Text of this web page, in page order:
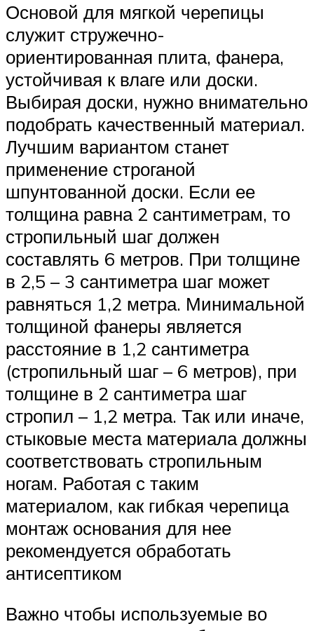
Основой для мягкой черепицы
служит стружечно-
ориентированная плита, фанера,
устойчивая к влаге или доски.
Выбирая доски, нужно внимательно
подобрать качественный материал.
Лучшим вариантом станет
применение строганой
шпунтованной доски. Если ее
толщина равна 2 сантиметрам, то
стропильный шаг должен
составлять 6 метров. При толщине
в 2,5 – 3 сантиметра шаг может
равняться 1,2 метра. Минимальной
толщиной фанеры является
расстояние в 1,2 сантиметра
(стропильный шаг – 6 метров), при
толщине в 2 сантиметра шаг
стропил – 1,2 метра. Так или иначе,
стыковые места материала должны
соответствовать стропильным
ногам. Работая с таким
материалом, как гибкая черепица
монтаж основания для нее
рекомендуется обработать
антисептиком
Важно чтобы используемые во